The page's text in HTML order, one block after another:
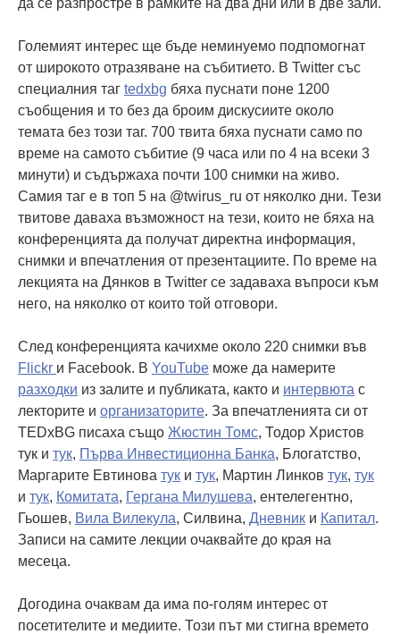
да се разпростре в рамките на два дни или в две зали.
Големият интерес ще бъде неминуемо подпомогнат
от широкото отразяване на събитието. В Twitter със
специалния таг tedxbg бяха пуснати поне 1200
съобщения и то без да броим дискусиите около
темата без този таг. 700 твита бяха пуснати само по
време на самото събитие (9 часа или по 4 на всеки 3
минути) и съдържаха почти 100 снимки на живо.
Самия таг е в топ 5 на @twirus_ru от няколко дни. Тези
твитове даваха възможност на тези, които не бяха на
конференцията да получат директна информация,
снимки и впечатления от презентациите. По време на
лекцията на Дянков в Twitter се задаваха въпроси към
него, на няколко от които той отговори.
След конференцията качихме около 220 снимки във
Flickr и Facebook. В YouTube може да намерите
разходки из залите и публиката, както и интервюта с
лекторите и организаторите. За впечатленията си от
TEDxBG писаха също Жюстин Томс, Тодор Христов
тук и тук, Първа Инвестиционна Банка, Блогатство,
Маргарите Евтинова тук и тук, Мартин Линков тук, тук
и тук, Комитата, Гергана Милушева, ентелегентно,
Гьошев, Вила Вилекула, Силвина, Дневник и Капитал.
Записи на самите лекции очаквайте до края на
месеца.
Догодина очаквам да има по-голям интерес от
посетителите и медиите. Този път ми стигна времето